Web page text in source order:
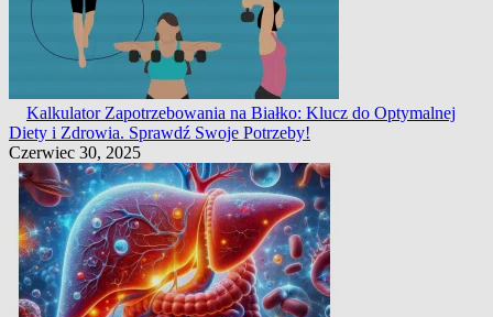
Kalkulator Zapotrzebowania na Białko: Klucz do Optymalnej
Diety i Zdrowia. Sprawdź Swoje Potrzeby!
Czerwiec 30, 2025